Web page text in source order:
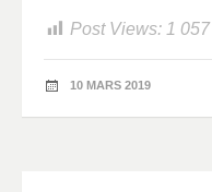
Post Views: 1 057
10 MARS 2019